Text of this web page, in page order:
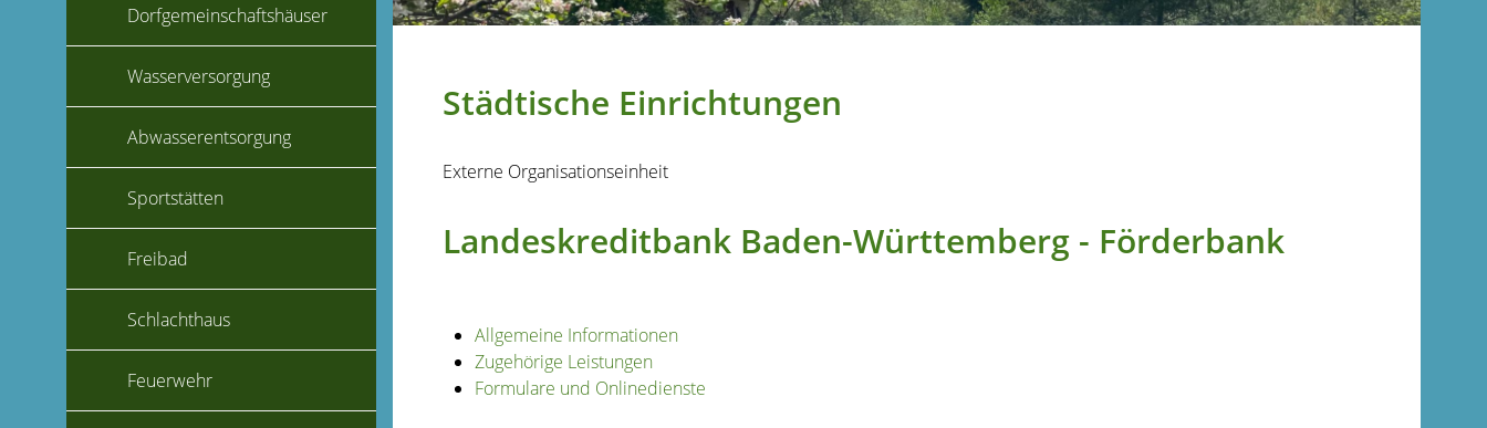
Städtische Einrichtungen
Externe Organisationseinheit
Landeskreditbank Baden-Württemberg - Förderbank
Allgemeine Informationen
Zugehörige Leistungen
Formulare und Onlinedienste
Dorfgemeinschaftshäuser
Wasserversorgung
Abwasserentsorgung
Sportstätten
Freibad
Schlachthaus
Feuerwehr